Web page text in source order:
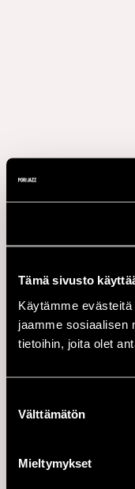
Tämä sivusto
Käytämme
jaamme sosiaalisen
tietoihin, joita olet
valinta
Välttämätön
Mieltymykset